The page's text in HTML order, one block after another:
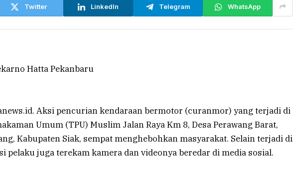
Twitter LinkedIn Telegram WhatsApp
Aksi pencurian kendaraan bermotor (curanmor) yang terjadi di
Umum (TPU) Muslim Jalan Raya Km 8, Desa Perawang Barat,
Kabupaten Siak, sempat menghebohkan masyarakat. Selain terjadi di
pelaku juga terekam kamera dan videonya beredar di media sosial.